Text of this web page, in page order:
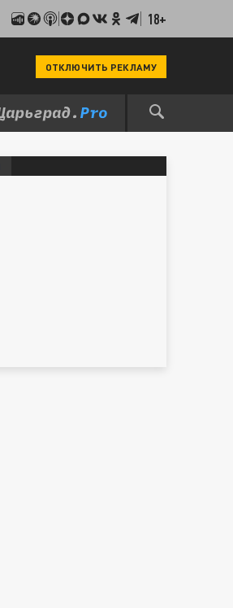
18+
ОТКЛЮЧИТЬ РЕКЛАМУ